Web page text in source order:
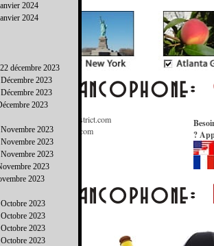
Contact@FrenchDistrict.com
?
2024
2024
décembre 2023
2023
2023
2023
2023
2023
2023
2023
2023
2023
2023
2023
2023